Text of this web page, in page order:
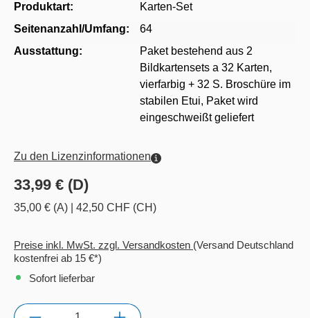
Produktart:
Karten-Set
Seitenanzahl/Umfang:
64
Ausstattung:
Paket bestehend aus 2
Bildkartensets a 32 Karten,
vierfarbig + 32 S. Broschüre im
stabilen Etui, Paket wird
eingeschweißt geliefert
Zu den Lizenzinformationen
33,99 € (D)
35,00 € (A) 42,50 CHF (CH)
Preise inkl. MwSt. zzgl. Versandkosten (Versand Deutschland
kostenfrei ab 15 €*)
Sofort lieferbar
Anzahl